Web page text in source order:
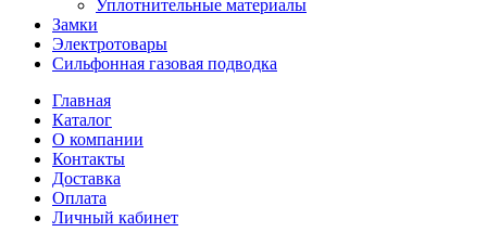
Уплотнительные материалы
Замки
Электротовары
Сильфонная газовая подводка
Главная
Каталог
О компании
Контакты
Доставка
Оплата
Личный кабинет